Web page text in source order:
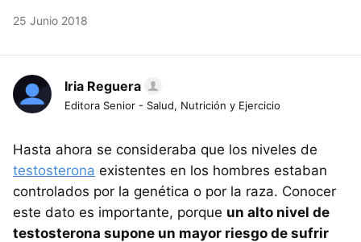
25 Junio 2018
Iria Reguera
Editora Senior - Salud, Nutrición y Ejercicio
Hasta ahora se consideraba que los niveles de
testosterona existentes en los hombres estaban
controlados por la genética o por la raza. Conocer
este dato es importante, porque un alto nivel de
testosterona supone un mayor riesgo de sufrir